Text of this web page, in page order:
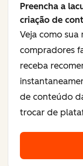
Preencha a
criação de
Veja como
compradores
receba
de conteúdo
trocar de